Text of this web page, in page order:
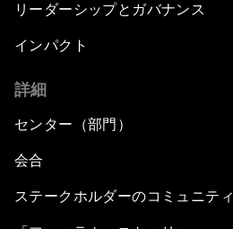
リーダーシップとガバナンス
インパクト
詳細
センター（部門）
会合
ステークホルダーのコミュニティ